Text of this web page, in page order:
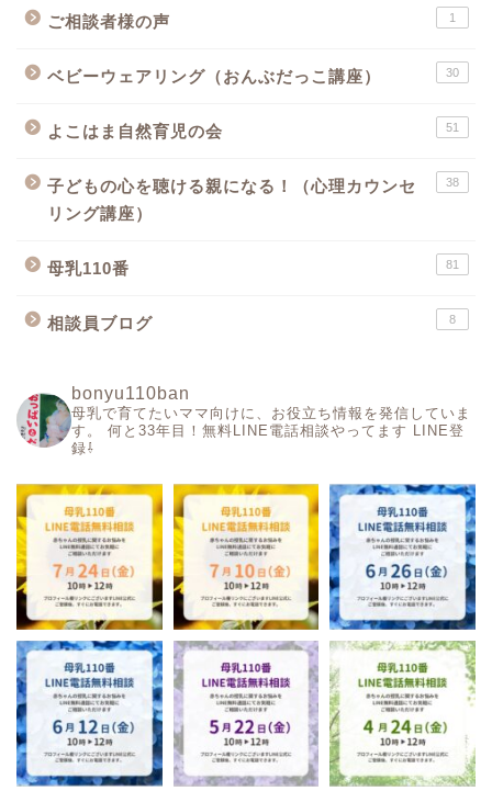
ご相談者様の声 1
ベビーウェアリング（おんぶだっこ講座） 30
よこはま自然育児の会 51
子どもの心を聴ける親になる！（心理カウンセ
リング講座）
38
母乳110番 81
相談員ブログ 8
bonyu110ban
母乳で育てたいママ向けに、お役立ち情報を発信していま
す。
何と33年目！無料LINE電話相談やってます LINE登
録⇩